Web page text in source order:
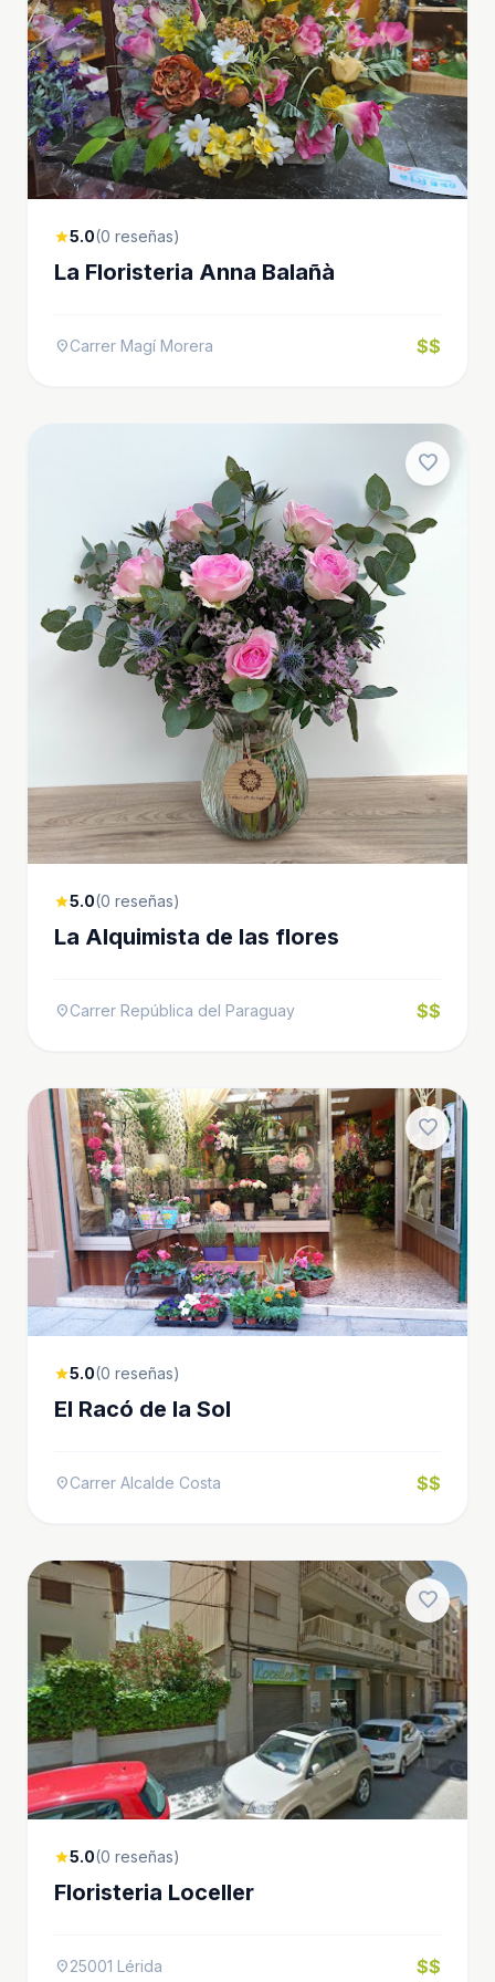
star5.0(0 reseñas)
La Floristeria Anna Balañà
location_onCarrer Magí Morera $$
favorite
star5.0(0 reseñas)
La Alquimista de las flores
location_onCarrer República del Paraguay $$
favorite
star5.0(0 reseñas)
El Racó de la Sol
location_onCarrer Alcalde Costa $$
favorite
star5.0(0 reseñas)
Floristeria Loceller
location_on25001 Lérida $$